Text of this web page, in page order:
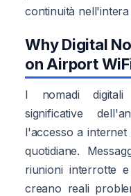
continuità nell'intera
Why Digital
on Airport
I nomadi digitali
significative
l'accesso a
quotidiane.
riunioni interrotte
creano reali